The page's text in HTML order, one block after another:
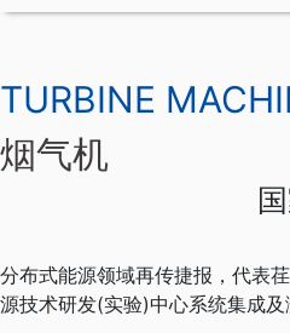
TURBINE
烟气机
分布式能源领域再传捷报，代表
源技术研发(实验)中心系统集成及